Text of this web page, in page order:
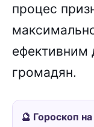
процес
ефективним
громадян.
🔮 Гороскоп на